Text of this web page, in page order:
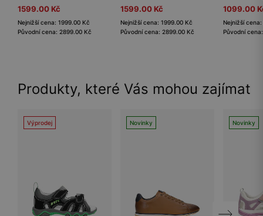
1599.00 Kč
Nejnižší cena: 1999.00 Kč
Původní cena: 2899.00 Kč
1599.00 Kč
Nejnižší cena: 1999.00 Kč
Původní cena: 2899.00 Kč
1099.00
Nejnižší
Původní
Produkty, které Vás mohou zajímat
Výprodej Novinky Novinky